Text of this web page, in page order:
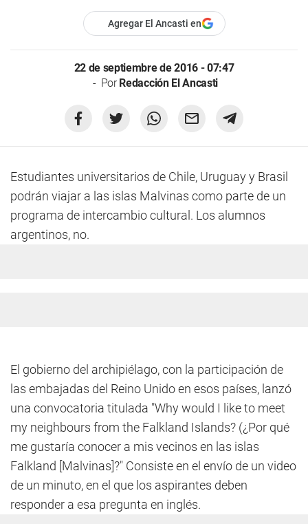
Agregar El Ancasti en
22 de septiembre de 2016 - 07:47
PorRedacción El Ancasti
Estudiantes universitarios de Chile, Uruguay y Brasil
podrán viajar a las islas Malvinas como parte de un
programa de intercambio cultural. Los alumnos
argentinos, no.
El gobierno del archipiélago, con la participación de
las embajadas del Reino Unido en esos países, lanzó
una convocatoria titulada "Why would I like to meet
my neighbours from the Falkland Islands? (¿Por qué
me gustaría conocer a mis vecinos en las islas
Falkland [Malvinas]?" Consiste en el envío de un video
de un minuto, en el que los aspirantes deben
responder a esa pregunta en inglés.